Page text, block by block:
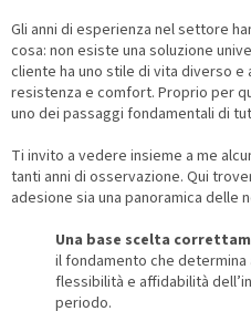
Gli anni di esperienza nel settore
cosa: non esiste una soluzione
cliente ha uno stile di vita diverso
resistenza e comfort. Proprio per
uno dei passaggi fondamentali di
Ti invito a vedere insieme a me
tanti anni di osservazione. Qui
adesione sia una panoramica delle
Una base scelta
il fondamento che
flessibilità e affidabilità
periodo.